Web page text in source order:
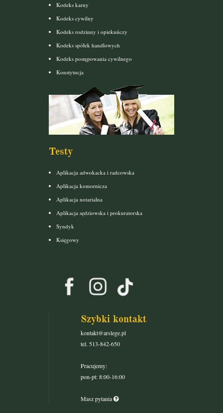
Kodeks karny
Kodeks cywilny
Kodeks rodzinny i opiekuńczy
Kodeks spółek handlowych
Kodeks postępowania cywilnego
Konstytucja
Testy
Aplikacja adwokacka i radcowska
Aplikacja komornicza
Aplikacja notarialna
Aplikacja sędziowska i prokuratorska
Syndyk
Księgowy
Szybki kontakt
kontakt@arslege.pl
tel. 513-842-650
Pracujemy:
pon-pt: 8:00-16:00
Masz pytania